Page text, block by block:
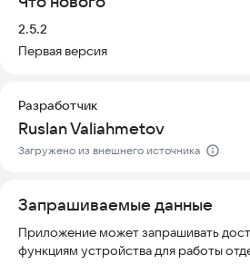
позволяют всегда видеть текущее
экране, не запуская само приложение.
ВНИМАНИЕ: Результаты вычислений
Попробуйте приложение прямо
его точности и удобстве.
Версия:
2.5.2
Первая версия
Разработчик
Ruslan Valiahmetov
Загружено из внешнего источника
Запрашиваемые данные
Приложение может запрашивать
функциям устройства для работы